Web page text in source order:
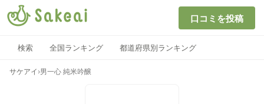
口コミを投稿
検索 全国ランキング 都道府県別ランキング
サケアイ ›男一心 純米吟醸